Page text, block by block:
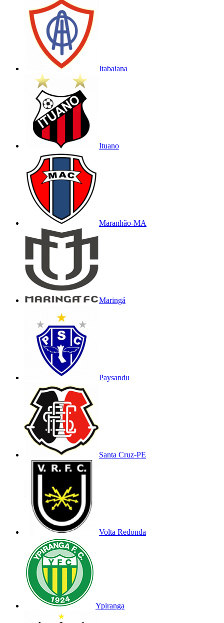
Itabaiana
Ituano
Maranhão-MA
Maringá
Paysandu
Santa Cruz-PE
Volta Redonda
Ypiranga